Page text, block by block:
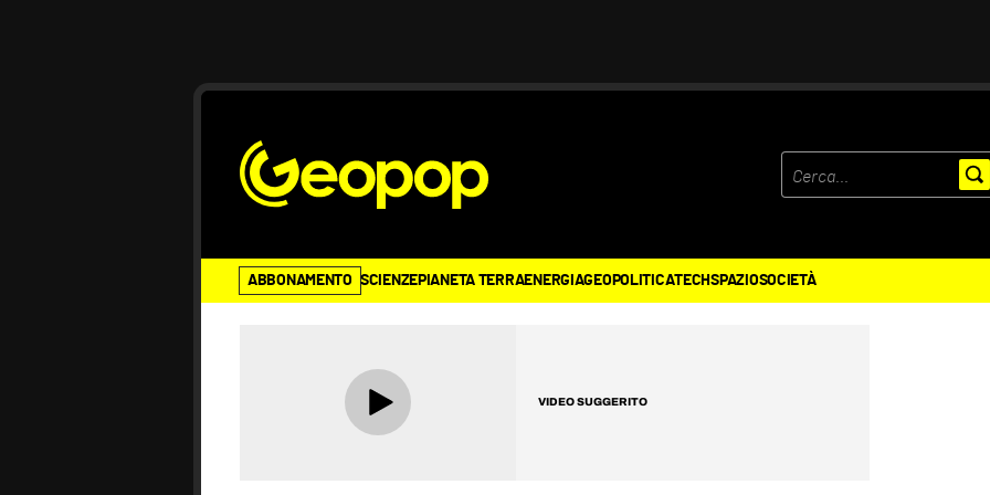
ABBONAMENTO SCIENZEPIANETA TERRAENERGIAGEOPOLITICATECHSPAZIOSOCIETÀ
VIDEO SUGGERITO